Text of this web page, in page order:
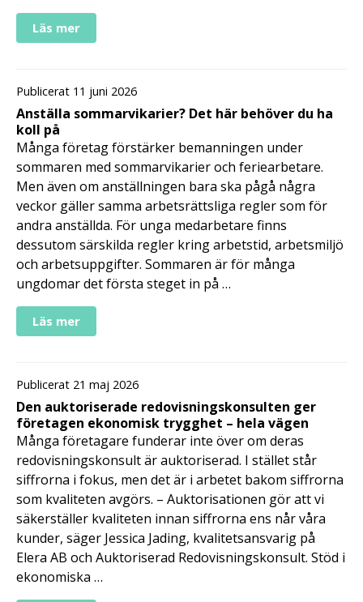
Läs mer
Publicerat 11 juni 2026
Anställa sommarvikarier? Det här behöver du ha
koll på
Många företag förstärker bemanningen under
sommaren med sommarvikarier och feriearbetare.
Men även om anställningen bara ska pågå några
veckor gäller samma arbetsrättsliga regler som för
andra anställda. För unga medarbetare finns
dessutom särskilda regler kring arbetstid, arbetsmiljö
och arbetsuppgifter. Sommaren är för många
ungdomar det första steget in på …
Läs mer
Publicerat 21 maj 2026
Den auktoriserade redovisningskonsulten ger
företagen ekonomisk trygghet – hela vägen
Många företagare funderar inte över om deras
redovisningskonsult är auktoriserad. I stället står
siffrorna i fokus, men det är i arbetet bakom siffrorna
som kvaliteten avgörs. – Auktorisationen gör att vi
säkerställer kvaliteten innan siffrorna ens når våra
kunder, säger Jessica Jading, kvalitetsansvarig på
Elera AB och Auktoriserad Redovisningskonsult. Stöd i
ekonomiska …